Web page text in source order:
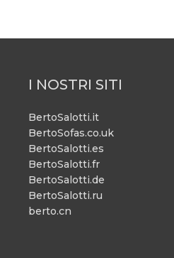
I NOSTRI SITI
BertoSalotti.it
BertoSofas.co.uk
BertoSalotti.es
BertoSalotti.fr
BertoSalotti.de
BertoSalotti.ru
berto.cn